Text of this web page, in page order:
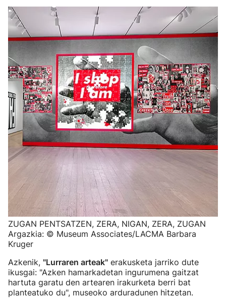
ZUGAN PENTSATZEN, ZERA, NIGAN, ZERA, ZUGAN
Argazkia: © Museum Associates/LACMA Barbara
Kruger
Azkenik, "Lurraren arteak" erakusketa jarriko dute
ikusgai: "Azken hamarkadetan ingurumena gaitzat
hartuta garatu den artearen irakurketa berri bat
planteatuko du", museoko arduradunen hitzetan.